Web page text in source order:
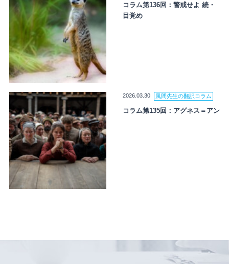
コラム第136回：警戒せよ 続・
目覚め
2026.03.30 風間先生の翻訳コラム
コラム第135回：アグネス＝アン